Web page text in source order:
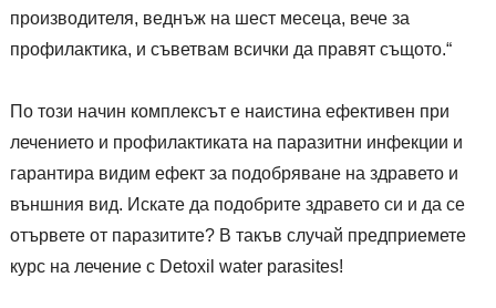
производителя, веднъж на шест месеца, вече за
профилактика, и съветвам всички да правят същото.“
По този начин комплексът е наистина ефективен при
лечението и профилактиката на паразитни инфекции и
гарантира видим ефект за подобряване на здравето и
външния вид. Искате да подобрите здравето си и да се
отървете от паразитите? В такъв случай предприемете
курс на лечение с Detoxil water parasites!